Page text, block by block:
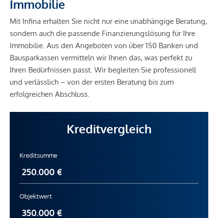
Apotheke <500m
Klinik <500m
Krankenhaus <750m
Kinder & Schulen
Schule <250m
Kindergarten <500m
Universität <500m
Bäckerei <500m
Einkaufszentrum <500m
Sonstige
Immobilie
Mit Infina erhalten Sie nicht nur eine unabhängige Beratung,
sondern auch die passende Finanzierungslösung für Ihre
Immobilie. Aus den Angeboten von über 150 Banken und
Bausparkassen vermitteln wir Ihnen das, was perfekt zu
Ihren Bedürfnissen passt. Wir begleiten Sie professionell
und verlässlich – von der ersten Beratung bis zum
erfolgreichen Abschluss.
Kreditvergleich
Kreditsumme
Objektwert